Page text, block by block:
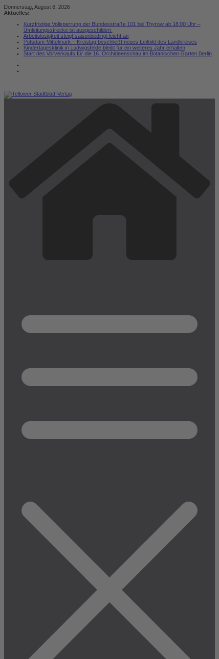
Zum
Inhalt
Donnerstag, August 6, 2026
Aktuelles:
Kurzfristige Vollsperrung der Bundesstraße 101 bei Thyrow ab 18:00 Uhr –
Umleitungsstrecke ist ausgeschildert
Arbeitslosigkeit steigt saisonbedingt leicht an
Potsdam-Mittelmark – Kreistag beschließt neues Leitbild des Landkreises
Kindertagesklinik in Ludwigsfelde bleibt für ein weiteres Jahr erhalten
Start des Vorverkaufs für die 16. Orchideenschau im Botanischen Garten Berlin